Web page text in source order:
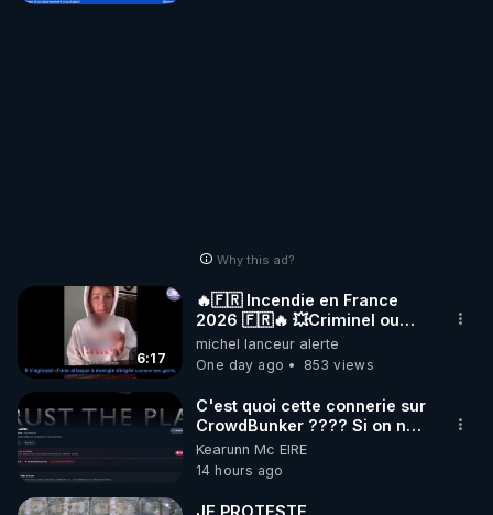
Why this ad?
6:17
🔥🇫🇷 Incendie en France
2026 🇫🇷🔥 💥Criminel ou
coincidence naturelle?💥
@NostraDamoucho
michel lanceur alerte
One day ago
853 views
C'est quoi cette connerie sur
CrowdBunker ???? Si on ne
peut plus publier, c'est un
peu de la censure. Ne payez
pas les boucliers pour voir
mes vidéos, c'est une
Kearunn Mc EIRE
14 hours ago
JE PROTESTE